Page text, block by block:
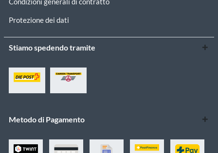
Protezione dei dati
Stiamo spedendo tramite
Metodo di Pagamento